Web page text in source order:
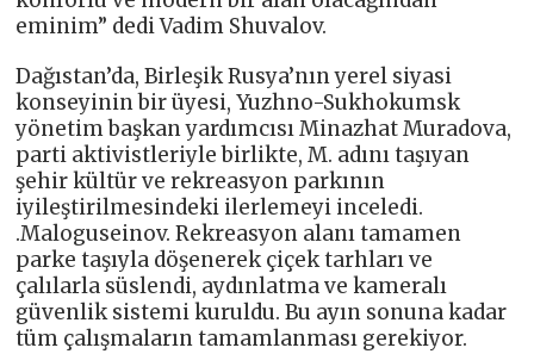
eminim” dedi Vadim Shuvalov.
Dağıstan’da, Birleşik Rusya’nın yerel siyasi
konseyinin bir üyesi, Yuzhno-Sukhokumsk
yönetim başkan yardımcısı Minazhat Muradova,
parti aktivistleriyle birlikte, M. adını taşıyan
şehir kültür ve rekreasyon parkının
iyileştirilmesindeki ilerlemeyi inceledi.
.Maloguseinov. Rekreasyon alanı tamamen
parke taşıyla döşenerek çiçek tarhları ve
çalılarla süslendi, aydınlatma ve kameralı
güvenlik sistemi kuruldu. Bu ayın sonuna kadar
tüm çalışmaların tamamlanması gerekiyor.